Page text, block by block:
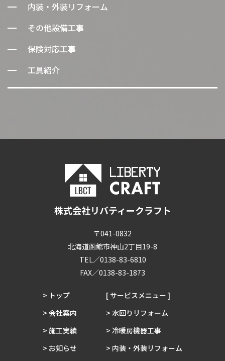
内装・外装リフォーム
その他設備工事
保険対応工事
工具紹介
株式会社リバティークラフト
〒041-0832
北海道函館市神山2丁目19-8
TEL／0138-83-6810
FAX／0138-83-1873
> トップ
> 会社案内
> 施工実績
> お知らせ
[ サービスメニュー ]
> 水回りリフォーム
> 冷暖房機器工事
> 内装・外装リフォーム